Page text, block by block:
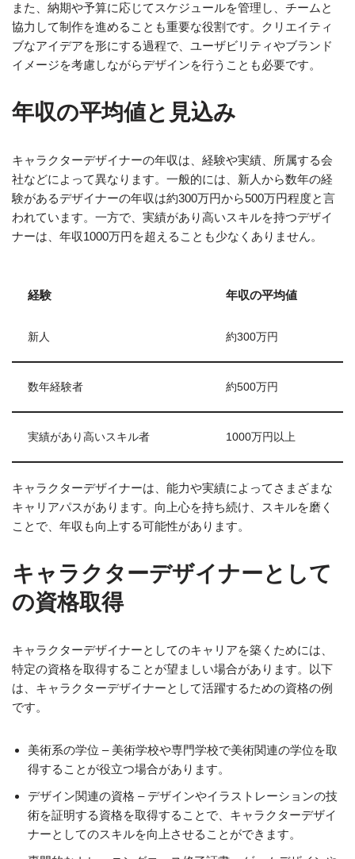
また、納期や予算に応じてスケジュールを管理し、チームと
協力して制作を進めることも重要な役割です。クリエイティ
ブなアイデアを形にする過程で、ユーザビリティやブランド
イメージを考慮しながらデザインを行うことも必要です。
年収の平均値と見込み
キャラクターデザイナーの年収は、経験や実績、所属する会
社などによって異なります。一般的には、新人から数年の経
験があるデザイナーの年収は約300万円から500万円程度と言
われています。一方で、実績があり高いスキルを持つデザイ
ナーは、年収1000万円を超えることも少なくありません。
経験 年収の平均値
新人 約300万円
数年経験者 約500万円
実績があり高いスキル者 1000万円以上
キャラクターデザイナーは、能力や実績によってさまざまな
キャリアパスがあります。向上心を持ち続け、スキルを磨く
ことで、年収も向上する可能性があります。
キャラクターデザイナーとして
の資格取得
キャラクターデザイナーとしてのキャリアを築くためには、
特定の資格を取得することが望ましい場合があります。以下
は、キャラクターデザイナーとして活躍するための資格の例
です。
美術系の学位 – 美術学校や専門学校で美術関連の学位を取
得することが役立つ場合があります。
デザイン関連の資格 – デザインやイラストレーションの技
術を証明する資格を取得することで、キャラクターデザイ
ナーとしてのスキルを向上させることができます。